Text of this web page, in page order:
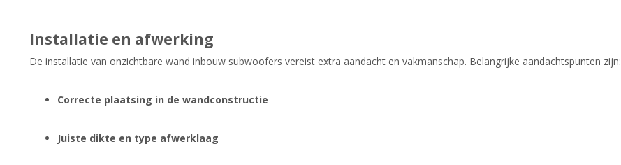
Installatie en afwerking
De installatie van onzichtbare wand inbouw subwoofers vereist extra aandacht en vakmanschap. Belangrijke aandachtspunten zijn:
Correcte plaatsing in de wandconstructie
Juiste dikte en type afwerklaag